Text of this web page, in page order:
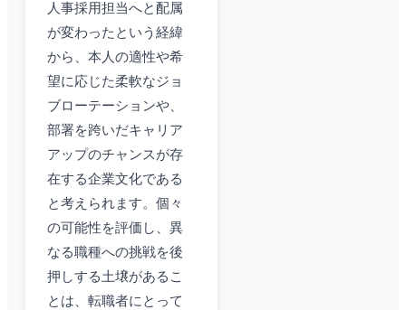
人事採用担当へと配属
が変わったという経緯
から、本人の適性や希
望に応じた柔軟なジョ
ブローテーションや、
部署を跨いだキャリア
アップのチャンスが存
在する企業文化である
と考えられます。個々
の可能性を評価し、異
なる職種への挑戦を後
押しする土壌があるこ
とは、転職者にとって